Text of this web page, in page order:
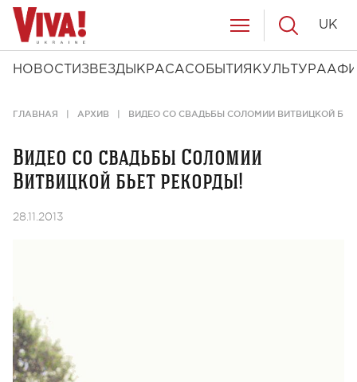
НОВОСТИ ЗВЕЗДЫ КРАСАСОБЫТИЯ КУЛЬТУРА
UK
ГЛАВНАЯ АРХИВ ВИДЕО СО СВАДЬБЫ СОЛОМИИ ВИТВИЦКОЙ
Видео со свадьбы Соломии
Витвицкой бьет рекорды!
28.11.2013